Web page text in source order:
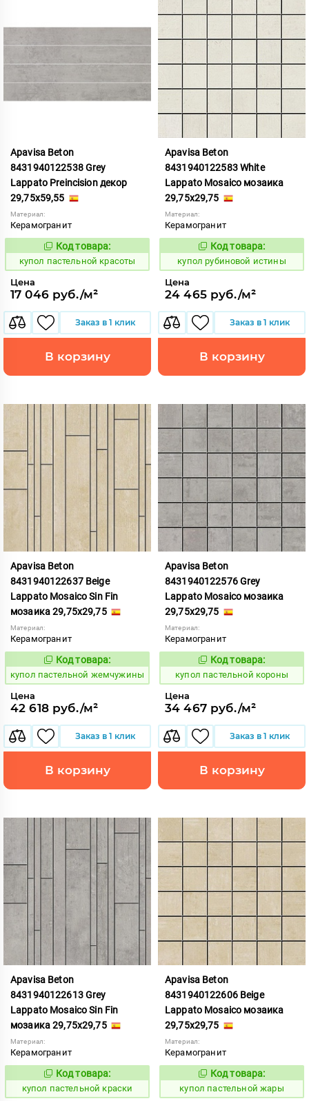
Apavisa Beton
8431940122538 Grey
Lappato Preincision декор
29,75x59,55
Материал:
Керамогранит
852415
Код товара:
купол пастельной красоты
Цена
17 046 руб./м²
Заказ в 1 клик
В корзину
Apavisa Beton
8431940122583 White
Lappato Mosaico мозаика
29,75x29,75
Материал:
Керамогранит
853661
Код товара:
купол рубиновой истины
Цена
24 465 руб./м²
Заказ в 1 клик
В корзину
Apavisa Beton
8431940122637 Beige
Lappato Mosaico Sin Fin
мозаика 29,75x29,75
Материал:
Керамогранит
852401
Код товара:
купол пастельной жемчужины
Цена
42 618 руб./м²
Заказ в 1 клик
В корзину
Apavisa Beton
8431940122576 Grey
Lappato Mosaico мозаика
29,75x29,75
Материал:
Керамогранит
852413
Код товара:
купол пастельной короны
Цена
34 467 руб./м²
Заказ в 1 клик
В корзину
Apavisa Beton
8431940122613 Grey
Lappato Mosaico Sin Fin
мозаика 29,75x29,75
Материал:
Керамогранит
852414
Код товара:
купол пастельной краски
Apavisa Beton
8431940122606 Beige
Lappato Mosaico мозаика
29,75x29,75
Материал:
Керамогранит
852400
Код товара:
купол пастельной жары